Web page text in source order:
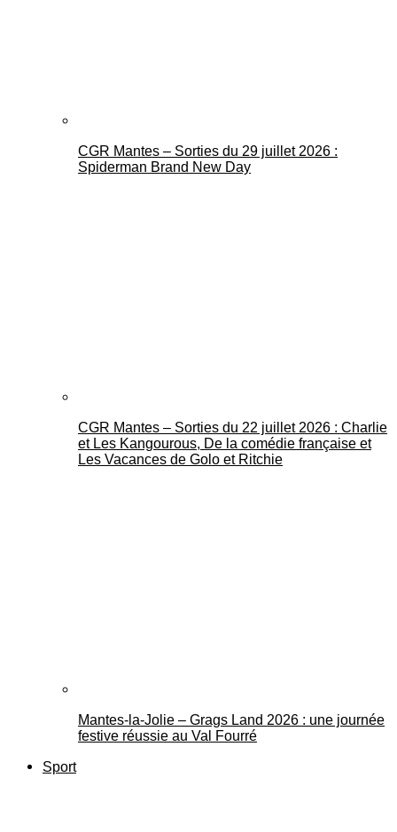
CGR Mantes – Sorties du 29 juillet 2026 :
Spiderman Brand New Day
CGR Mantes – Sorties du 22 juillet 2026 : Charlie
et Les Kangourous, De la comédie française et
Les Vacances de Golo et Ritchie
Mantes-la-Jolie – Grags Land 2026 : une journée
festive réussie au Val Fourré
Sport